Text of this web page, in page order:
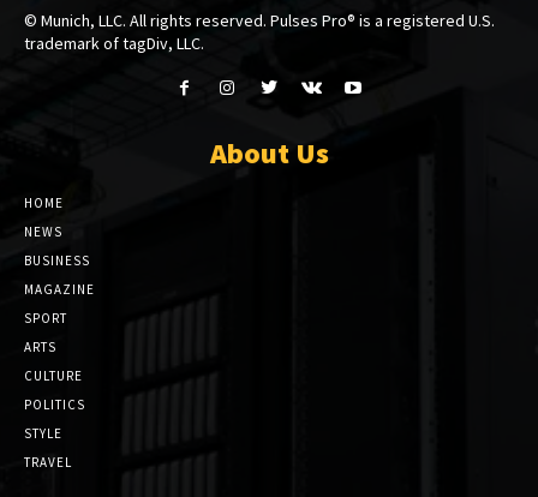
© Munich, LLC. All rights reserved. Pulses Pro® is a registered U.S.
trademark of tagDiv, LLC.
About Us
HOME
NEWS
BUSINESS
MAGAZINE
SPORT
ARTS
CULTURE
POLITICS
STYLE
TRAVEL